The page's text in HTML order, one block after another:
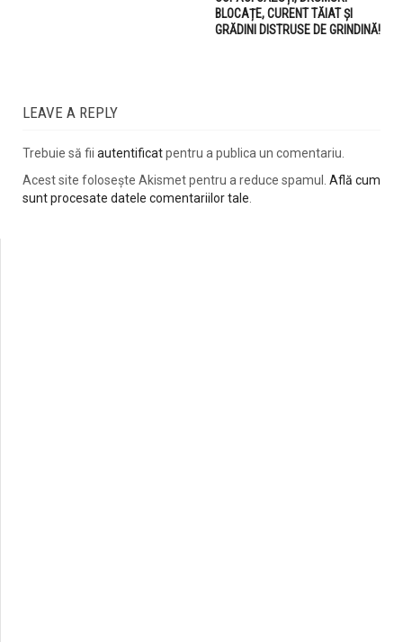
BLOCAȚE, CURENT TĂIAT ȘI
GRĂDINI DISTRUSE DE GRINDINĂ!
LEAVE A REPLY
Trebuie să fii autentificatpentru a publica un comentariu.
Acest site folosește Akismet pentru a reduce spamul. Află cum
sunt procesate datele comentariilor tale